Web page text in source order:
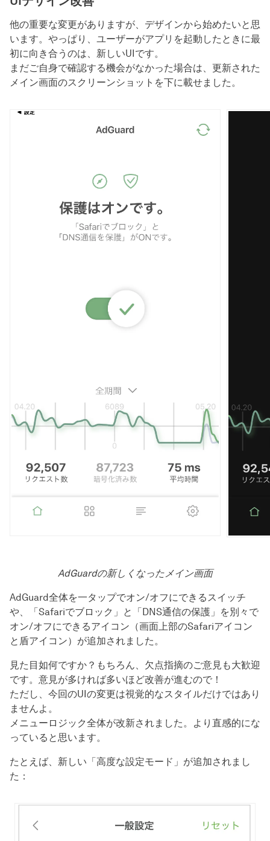
他の重要な変更がありますが、デザインから始めたいと思
います。やっぱり、ユーザーがアプリを起動したときに最
初に向き合うのは、新しいUIです。
まだご自身で確認する機会がなかった場合は、更新された
メイン画面のスクリーンショットを下に載せました。
AdGuardの新しくなったメイン画面
AdGuard全体を一タップでオン/オフにできるスイッチ
や、「Safariでブロック」と「DNS通信の保護」を別々で
オン/オフにできるアイコン（画面上部のSafariアイコン
と盾アイコン）が追加されました。
見た目如何ですか？もちろん、欠点指摘のご意見も大歓迎
です。意見が多ければ多いほど改善が進むので！
ただし、今回のUIの変更は視覚的なスタイルだけではあり
ませんよ。
メニューロジック全体が改新されました。より直感的にな
っていると思います。
たとえば、新しい「高度な設定モード」が追加されまし
た：